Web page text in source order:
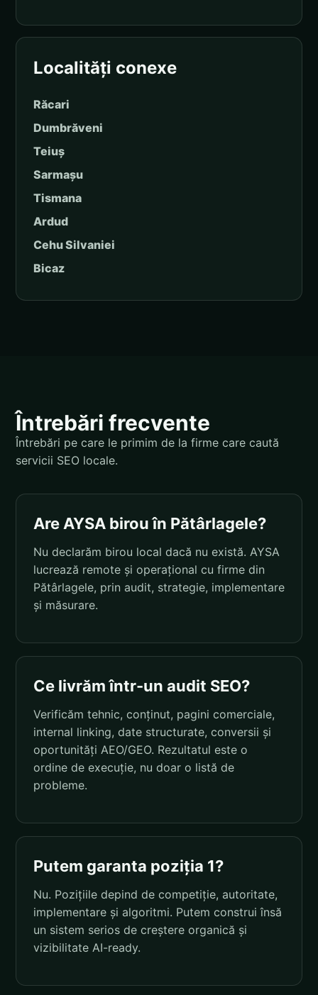
Localități conexe
Răcari
Dumbrăveni
Teiuș
Sarmașu
Tismana
Ardud
Cehu Silvaniei
Bicaz
Întrebări frecvente
Întrebări pe care le primim de la firme care caută
servicii SEO locale.
Are AYSA birou în Pătârlagele?
Nu declarăm birou local dacă nu există. AYSA
lucrează remote și operațional cu firme din
Pătârlagele, prin audit, strategie, implementare
și măsurare.
Ce livrăm într-un audit SEO?
Verificăm tehnic, conținut, pagini comerciale,
internal linking, date structurate, conversii și
oportunități AEO/GEO. Rezultatul este o
ordine de execuție, nu doar o listă de
probleme.
Putem garanta poziția 1?
Nu. Pozițiile depind de competiție, autoritate,
implementare și algoritmi. Putem construi însă
un sistem serios de creștere organică și
vizibilitate AI-ready.